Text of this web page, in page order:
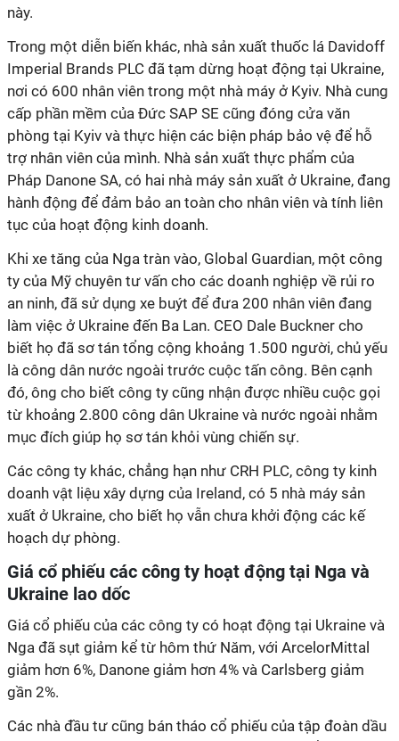
này.
Trong một diễn biến khác, nhà sản xuất thuốc lá Davidoff
Imperial Brands PLC đã tạm dừng hoạt động tại Ukraine,
nơi có 600 nhân viên trong một nhà máy ở Kyiv. Nhà cung
cấp phần mềm của Đức SAP SE cũng đóng cửa văn
phòng tại Kyiv và thực hiện các biện pháp bảo vệ để hỗ
trợ nhân viên của mình. Nhà sản xuất thực phẩm của
Pháp Danone SA, có hai nhà máy sản xuất ở Ukraine, đang
hành động để đảm bảo an toàn cho nhân viên và tính liên
tục của hoạt động kinh doanh.
Khi xe tăng của Nga tràn vào, Global Guardian, một công
ty của Mỹ chuyên tư vấn cho các doanh nghiệp về rủi ro
an ninh, đã sử dụng xe buýt để đưa 200 nhân viên đang
làm việc ở Ukraine đến Ba Lan. CEO Dale Buckner cho
biết họ đã sơ tán tổng cộng khoảng 1.500 người, chủ yếu
là công dân nước ngoài trước cuộc tấn công. Bên cạnh
đó, ông cho biết công ty cũng nhận được nhiều cuộc gọi
từ khoảng 2.800 công dân Ukraine và nước ngoài nhằm
mục đích giúp họ sơ tán khỏi vùng chiến sự.
Các công ty khác, chẳng hạn như CRH PLC, công ty kinh
doanh vật liệu xây dựng của Ireland, có 5 nhà máy sản
xuất ở Ukraine, cho biết họ vẫn chưa khởi động các kế
hoạch dự phòng.
Giá cổ phiếu các công ty hoạt động tại Nga và
Ukraine lao dốc
Giá cổ phiếu của các công ty có hoạt động tại Ukraine và
Nga đã sụt giảm kể từ hôm thứ Năm, với ArcelorMittal
giảm hơn 6%, Danone giảm hơn 4% và Carlsberg giảm
gần 2%.
Các nhà đầu tư cũng bán tháo cổ phiếu của tập đoàn dầu